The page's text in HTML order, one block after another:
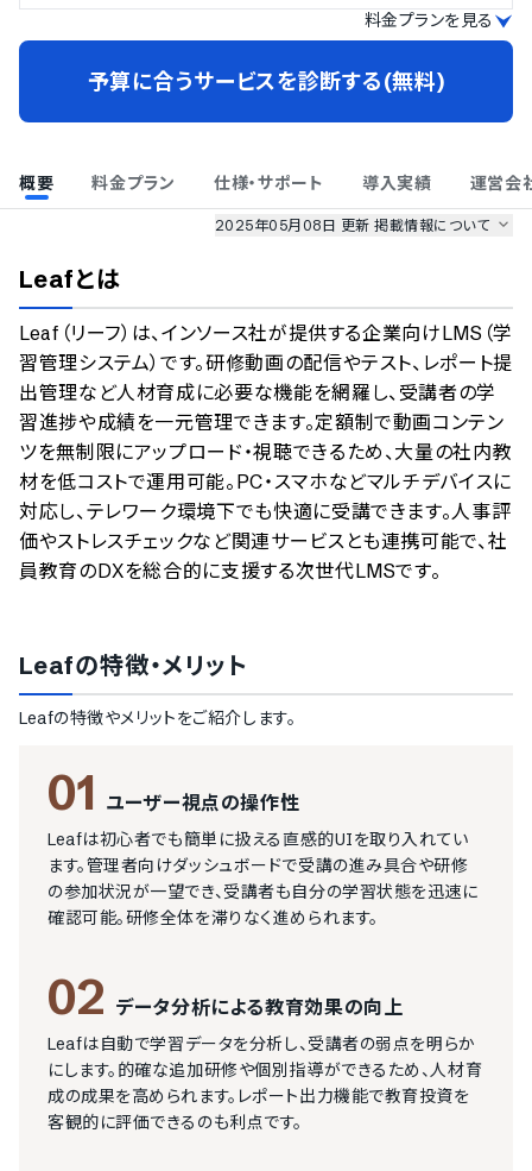
料金プランを見る
予算に合うサービスを診断する(無料)
概要 料金プラン 仕様・サポート 導入実績 運営会
2025年05月08日 更新掲載情報について
のサービスデータを参照しています。
情報更新者： 人事DX最強ナビ編集部 情報取得元 掲載修正依頼
Leafとは
Leaf（リーフ）は、インソース社が提供する企業向けLMS（学
習管理システム）です。研修動画の配信やテスト、レポート提
出管理など人材育成に必要な機能を網羅し、受講者の学
習進捗や成績を一元管理できます。定額制で動画コンテン
ツを無制限にアップロード・視聴できるため、大量の社内教
材を低コストで運用可能。PC・スマホなどマルチデバイスに
対応し、テレワーク環境下でも快適に受講できます。人事評
価やストレスチェックなど関連サービスとも連携可能で、社
員教育のDXを総合的に支援する次世代LMSです。
Leafの特徴・メリット
Leafの特徴やメリットをご紹介します。
01 ユーザー視点の操作性
Leafは初心者でも簡単に扱える直感的UIを取り入れてい
ます。管理者向けダッシュボードで受講の進み具合や研修
の参加状況が一望でき、受講者も自分の学習状態を迅速に
確認可能。研修全体を滞りなく進められます。
02 データ分析による教育効果の向上
Leafは自動で学習データを分析し、受講者の弱点を明らか
にします。的確な追加研修や個別指導ができるため、人材育
成の成果を高められます。レポート出力機能で教育投資を
客観的に評価できるのも利点です。